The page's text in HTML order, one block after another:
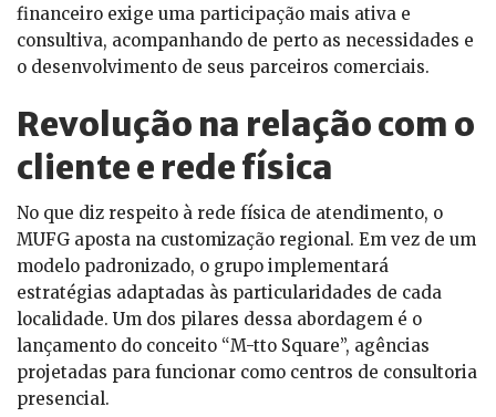
financeiro exige uma participação mais ativa e
consultiva, acompanhando de perto as necessidades e
o desenvolvimento de seus parceiros comerciais.
Revolução na relação com o
cliente e rede física
No que diz respeito à rede física de atendimento, o
MUFG aposta na customização regional. Em vez de um
modelo padronizado, o grupo implementará
estratégias adaptadas às particularidades de cada
localidade. Um dos pilares dessa abordagem é o
lançamento do conceito “M-tto Square”, agências
projetadas para funcionar como centros de consultoria
presencial.